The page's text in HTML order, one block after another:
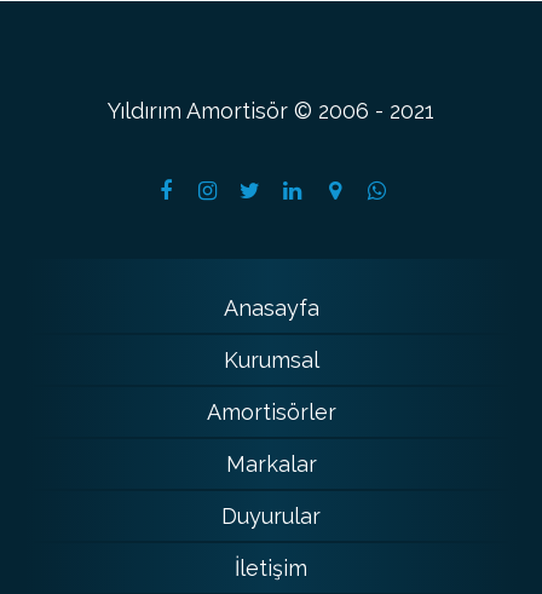
Yıldırım Amortisör © 2006 - 2021
Anasayfa
Kurumsal
Amortisörler
Markalar
Duyurular
İletişim